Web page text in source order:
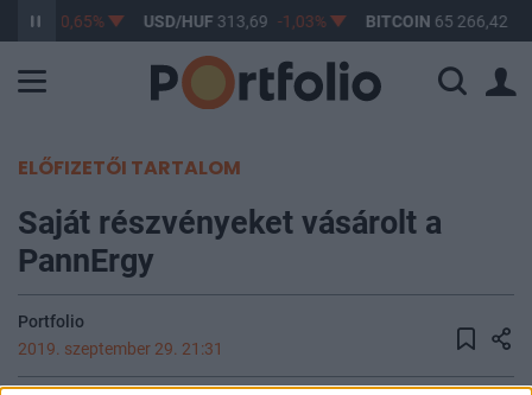
-0,65% USD/HUF 313,69 -1,03% BITCOIN 65 266,42
ELŐFIZETŐI TARTALOM
Saját részvényeket vásárolt a
PannErgy
Portfolio
2019. szeptember 29. 21:31